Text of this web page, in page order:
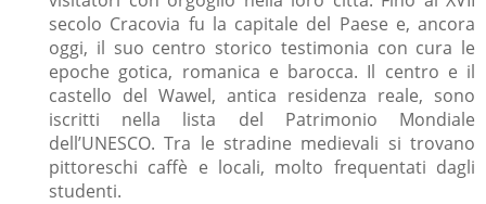
secolo Cracovia fu la capitale del Paese e, ancora
oggi, il suo centro storico testimonia con cura le
epoche gotica, romanica e barocca. Il centro e il
castello del Wawel, antica residenza reale, sono
iscritti nella lista del Patrimonio Mondiale
dell’UNESCO. Tra le stradine medievali si trovano
pittoreschi caffè e locali, molto frequentati dagli
studenti.